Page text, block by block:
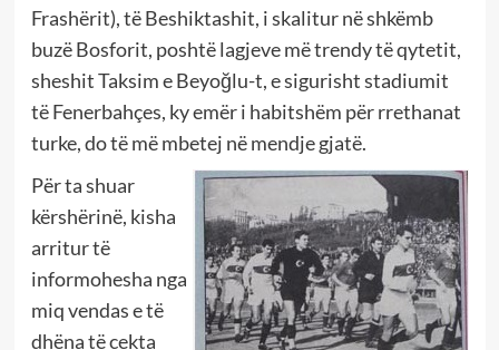
Frashërit), të Beshiktashit, i skalitur në shkëmb
buzë Bosforit, poshtë lagjeve më trendy të qytetit,
sheshit Taksim e Beyoğlu-t, e sigurisht stadiumit
të Fenerbahçes, ky emër i habitshëm për rrethanat
turke, do të më mbetej në mendje gjatë.
Për ta shuar
kërshërinë, kisha
arritur të
informohesha nga
miq vendas e të
dhëna të cekta